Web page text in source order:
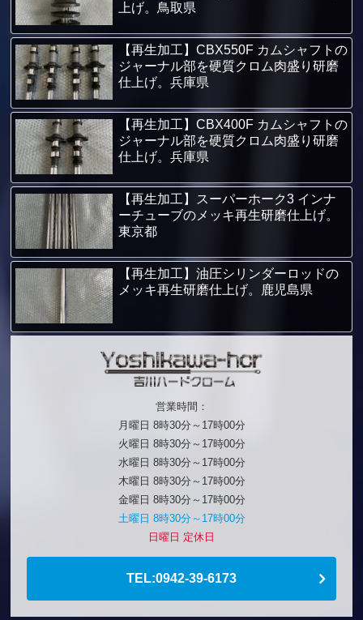
上げ。鳥取県
【再生加工】CBX550F カムシャフトの
ジャーナル部を硬質クロム肉盛り研磨
仕上げ。兵庫県
【再生加工】CBX400F カムシャフトの
ジャーナル部を硬質クロム肉盛り研磨
仕上げ。兵庫県
【再生加工】スーパーホーク3 インナ
ーチューブのメッキ再生研磨仕上げ。
東京都
【再生加工】油圧シリンダーロッドの
メッキ再生研磨仕上げ。鹿児島県
営業時間：
月曜日 8時30分～17時00分
火曜日 8時30分～17時00分
水曜日 8時30分～17時00分
木曜日 8時30分～17時00分
金曜日 8時30分～17時00分
土曜日 8時30分～17時00分
日曜日 定休日
TEL:0942-39-6173